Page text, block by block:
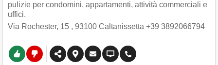
pulizie per condomini, appartamenti, attività commerciali e
uffici.
Via Rochester, 15 , 93100 Caltanissetta +39 3892066794